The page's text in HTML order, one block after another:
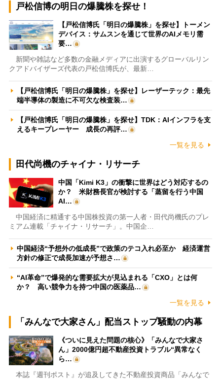
戸松信博の明日の爆騰株を探せ！
【戸松信博氏「明日の爆騰株」を探せ】トーメン
デバイス：サムスンを通じて世界のAIメモリ需
要…
新聞や雑誌など多数の金融メディアに出演するグローバルリン
クアドバイザーズ代表の戸松信博氏が、最新…
【戸松信博氏「明日の爆騰株」を探せ】レーザーテック：最先
端半導体の製造に不可欠な検査装…
【戸松信博氏「明日の爆騰株」を探せ】TDK：AIインフラを支
えるキープレーヤー 成長の再評…
一覧を見る
田代尚機のチャイナ・リサーチ
中国「Kimi K3」の衝撃に世界はどう対応するの
か？ 米財務長官が検討する「蒸留を行う中国
AI…
中国経済に精通する中国株投資の第一人者・田代尚機氏のプレ
ミアム連載「チャイナ・リサーチ」。中国企…
中国経済“予想外の低成長”で政策のテコ入れ必至か 経済運営
方針の修正で成長加速が予想さ…
“AI革命”で爆発的な需要拡大が見込まれる「CXO」とは何
か？ 高い競争力を持つ中国の医薬品…
一覧を見る
「みんなで大家さん」配当ストップ騒動の内幕
《ついに見えた問題の核心》「みんなで大家さ
ん」2000億円超不動産投資トラブル“異常なく
ら…
本誌『週刊ポスト』が追及してきた不動産投資商品「みんなで